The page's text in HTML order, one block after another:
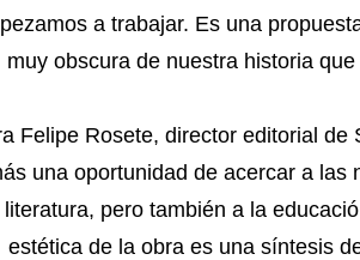
a trabajar. Es una
muy obscura de nuestra historia
Felipe Rosete, director editorial de
una oportunidad de acercar a las
literatura, pero también a la
estética de la obra es una síntesis